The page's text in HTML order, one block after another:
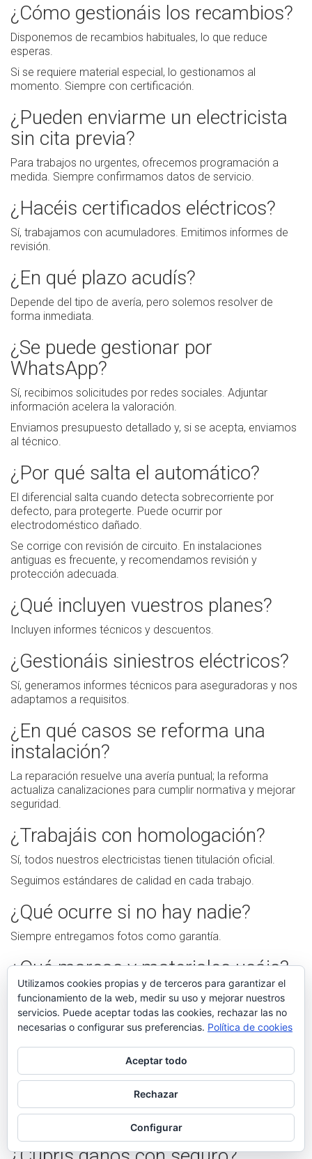
¿Cómo gestionáis los recambios?
Disponemos de recambios habituales, lo que reduce
esperas.
Si se requiere material especial, lo gestionamos al
momento. Siempre con certificación.
¿Pueden enviarme un electricista
sin cita previa?
Para trabajos no urgentes, ofrecemos programación a
medida. Siempre confirmamos datos de servicio.
¿Hacéis certificados eléctricos?
Sí, trabajamos con acumuladores. Emitimos informes de
revisión.
¿En qué plazo acudís?
Depende del tipo de avería, pero solemos resolver de
forma inmediata.
¿Se puede gestionar por
WhatsApp?
Sí, recibimos solicitudes por redes sociales. Adjuntar
información acelera la valoración.
Enviamos presupuesto detallado y, si se acepta, enviamos
al técnico.
¿Por qué salta el automático?
El diferencial salta cuando detecta sobrecorriente por
defecto, para protegerte. Puede ocurrir por
electrodoméstico dañado.
Se corrige con revisión de circuito. En instalaciones
antiguas es frecuente, y recomendamos revisión y
protección adecuada.
¿Qué incluyen vuestros planes?
Incluyen informes técnicos y descuentos.
¿Gestionáis siniestros eléctricos?
Sí, generamos informes técnicos para aseguradoras y nos
adaptamos a requisitos.
¿En qué casos se reforma una
instalación?
La reparación resuelve una avería puntual; la reforma
actualiza canalizaciones para cumplir normativa y mejorar
seguridad.
¿Trabajáis con homologación?
Sí, todos nuestros electricistas tienen titulación oficial.
Seguimos estándares de calidad en cada trabajo.
¿Qué ocurre si no hay nadie?
Siempre entregamos fotos como garantía.
¿Qué marcas y materiales usáis?
Trabajamos con marcas reconocidas.
¿También vais a zonas rurales?
Sí, cubrimos áreas rurales de A Coruña.
¿Hay planes puntuales?
Ofrecemos modulares, sin permanencia obligatoria.
Se pueden contratar revisiones puntuales.
Utilizamos cookies propias y de terceros para garantizar el
funcionamiento de la web, medir su uso y mejorar nuestros
servicios. Puede aceptar todas las cookies, rechazar las no
necesarias o configurar sus preferencias. Política de cookies
Aceptar todo
Rechazar
Configurar
SOLICITAR UN ELECTRICISTA
SOLICITAR UN ELECTRICISTA